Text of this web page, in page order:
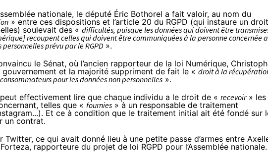
nationale, le député Éric Bothorel a fait valoir, au nom du
» entre ces dispositions et l’article 20 du RGPD (qui instaure un
soulevait des « difficultés, puisque les données qui doivent être
recoupent celles qui doivent être communiquées à la personne concernée
prévu par le RGPD ».
le Sénat, où l’ancien rapporteur de la loi Numérique,
gouvernement et la majorité suppriment de fait le « droit à la
pour les données non personnelles ».
peut effectivement lire que chaque individu a le droit de « recevoir» les
telles que « fournies » à un responsable de traitement
Et ce à condition que le traitement initial ait été fondé sur
un contrat.
Twitter, ce qui avait donné lieu à une petite passe d’armes entre
rapporteure du projet de loi RGPD pour l’Assemblée nationale.